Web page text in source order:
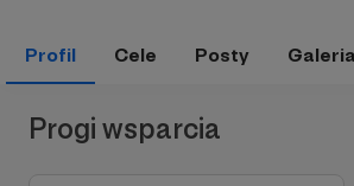
Profil Cele Posty Galeria
Progi wsparcia